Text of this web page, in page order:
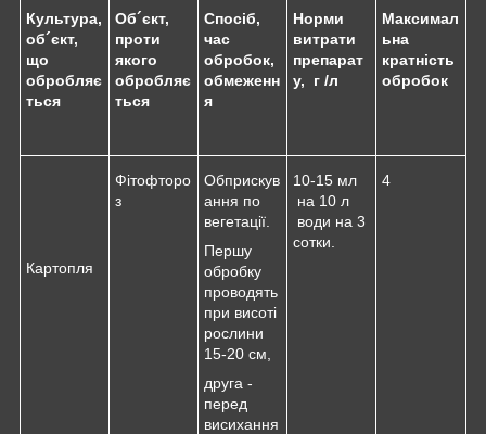
Культура,
об´єкт,
що
обробляє
ться
Об´єкт,
проти
якого
обробляє
ться
Спосіб,
час
обробок,
обмеженн
я
Норми
витрати
препарат
у, г /л
Максимал
ьна
кратність
обробок
Картопля
Фітофторо
з
Обприскув
ання по
вегетації.
Першу
обробку
проводять
при висоті
рослини
15-20 см,
друга -
перед
висихання
10-15 мл
на 10 л
води на 3
сотки.
4